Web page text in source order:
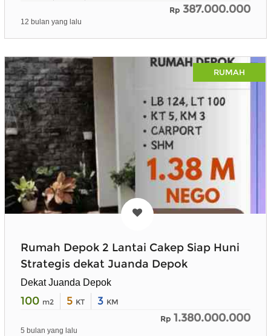
Rp 387.000.000
12 bulan yang lalu
RUMAH
Rumah Depok 2 Lantai Cakep Siap Huni
Strategis dekat Juanda Depok
Dekat Juanda Depok
100 m2 5 KT 3 KM
Rp 1.380.000.000
5 bulan yang lalu